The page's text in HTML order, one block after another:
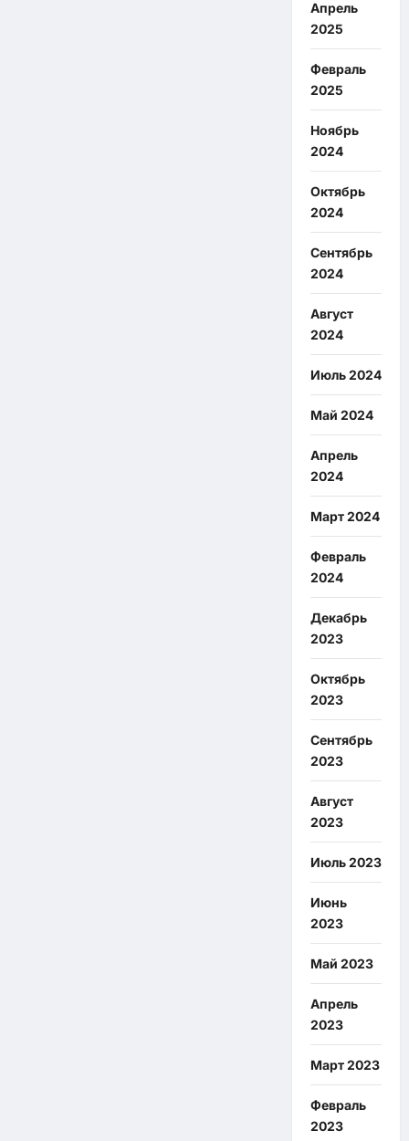
Апрель
2025
Февраль
2025
Ноябрь
2024
Октябрь
2024
Сентябрь
2024
Август
2024
Июль 2024
Май 2024
Апрель
2024
Март 2024
Февраль
2024
Декабрь
2023
Октябрь
2023
Сентябрь
2023
Август
2023
Июль 2023
Июнь
2023
Май 2023
Апрель
2023
Март 2023
Февраль
2023